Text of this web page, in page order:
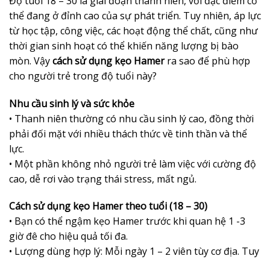
thể đang ở đỉnh cao của sự phát triển. Tuy nhiên, áp lực
từ học tập, công việc, các hoạt động thể chất, cũng như
thời gian sinh hoạt có thể khiến năng lượng bị bào
mòn. Vậycách sử dụng kẹo Hamerra sao để phù hợp
cho người trẻ trong độ tuổi này?
Nhu cầu sinh lý và sức khỏe
• Thanh niên thường có nhu cầu sinh lý cao, đồng thời
phải đối mặt với nhiều thách thức về tinh thần và thể
lực.
• Một phần không nhỏ người trẻ làm việc với cường độ
cao, dễ rơi vào trạng thái stress, mất ngủ.
Cách sử dụng kẹo Hamer theo tuổi (18 – 30)
• Bạn có thể ngậm kẹo Hamer trước khi quan hệ 1 -3
giờ đê cho hiệu quả tối đa.
• Lượng dùng hợp lý: Mỗi ngày 1 – 2 viên tùy cơ địa. Tuy